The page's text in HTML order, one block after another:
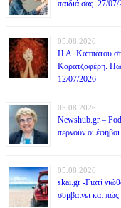
παιδιά σας. 27/
05.08.2026
Η Α. Καππάτου
Καρατζαφέρη. Πως
12/07/2026
05.08.2026
Newshub.gr –
περνούν οι
05.08.2026
skai.gr -Γιατί
συμβαίνει και